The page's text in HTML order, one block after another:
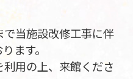
当施設改修工事に伴
ます。
用の上、来館くださ